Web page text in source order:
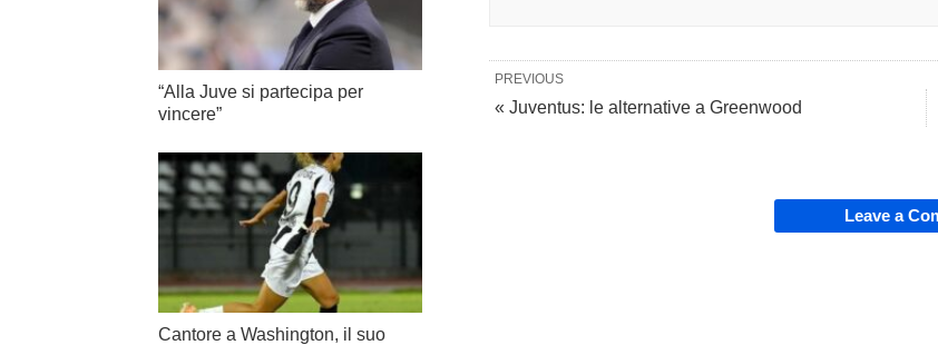
PREVIOUS
« Juventus: le alternative a Greenwood
Leave a
“Alla Juve si partecipa per
vincere”
Cantore a Washington, il suo